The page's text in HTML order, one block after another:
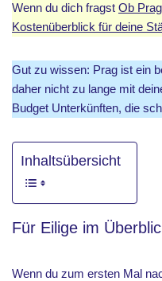
Wenn du dich fragst Ob
Kostenüberblick für deine
Gut zu wissen: Prag ist ein
daher nicht zu lange mit
Budget Unterkünften, die
Inhaltsübersicht
Für Eilige im
Wenn du zum ersten Mal